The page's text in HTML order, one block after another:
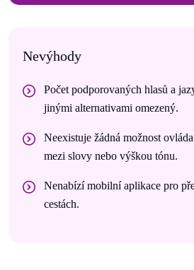
Nevýhody
Počet podporovaných hlasů a
jinými alternativami omezený.
Neexistuje žádná možnost
mezi slovy nebo výškou tónu.
Nenabízí mobilní aplikace pro
cestách.